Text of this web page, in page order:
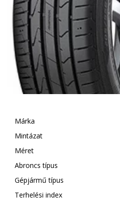
Márka
Mintázat
Méret
Abroncs típus
Gépjármű típus
Terhelési index